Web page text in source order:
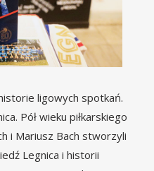
ligowych spotkań.
Pół wieku piłkarskiego
i Mariusz Bach stworzyli
Legnica i historii